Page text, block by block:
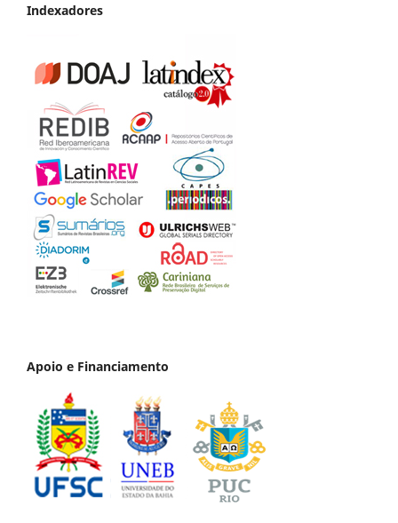
Indexadores
Apoio e Financiamento